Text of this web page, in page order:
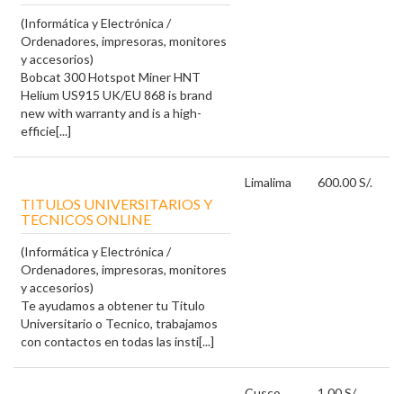
(Informática y Electrónica /
Ordenadores, impresoras, monitores
y accesorios)
Bobcat 300 Hotspot Miner HNT
Helium US915 UK/EU 868 is brand
new with warranty and is a high-
efficie[...]
TITULOS UNIVERSITARIOS Y
TECNICOS ONLINE
(Informática y Electrónica /
Ordenadores, impresoras, monitores
y accesorios)
Te ayudamos a obtener tu Titulo
Universitario o Tecnico, trabajamos
con contactos en todas las insti[...]
Limalima 600.00 S/.